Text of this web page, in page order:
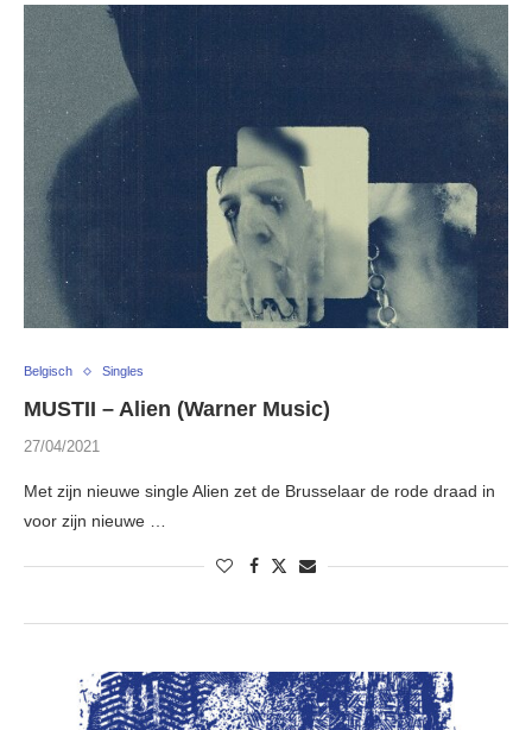
Belgisch Singles
MUSTII – Alien (Warner Music)
27/04/2021
Met zijn nieuwe single Alien zet de Brusselaar de rode draad in
voor zijn nieuwe …